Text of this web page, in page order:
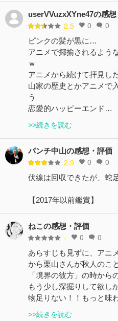
userVVuzxXYne47の感
2.5 0 0
ピンクの髪が黒に…
アニメで揶揄されるよう
ｗ
アニメから続けて拝見し
山家の歴史とかアニメで
う
恋愛的ハッピーエンド…
>>続きを読む
パンチ中山の感想・評価
2.9 0 0
伏線は回収できたが、蛇
【2017年以前鑑賞】
ねこの感想・評価
- 0 0
あらすじも見ずに、アニ
から栗山さんが秋人のこ
「境界の彼方」の時から
もう少し深掘りして欲し
物足りない！！もっと味
>>続きを読む